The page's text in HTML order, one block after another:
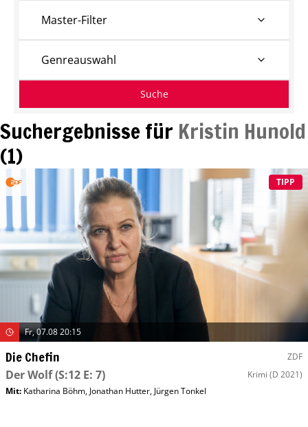
Suchergebnisse für Kristin Hunold
(1)
TIPP
Fr, 07.08 20:15
Die Chefin ZDF
Der Wolf(S:12 E: 7) Krimi (D 2021)
Mit: Katharina Böhm, Jonathan Hutter, Jürgen Tonkel
Master-Filter
Genreauswahl
Suche